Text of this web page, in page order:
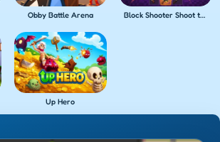
Obby Battle Arena Block Shooter Shoot the Blocks!
Up Hero